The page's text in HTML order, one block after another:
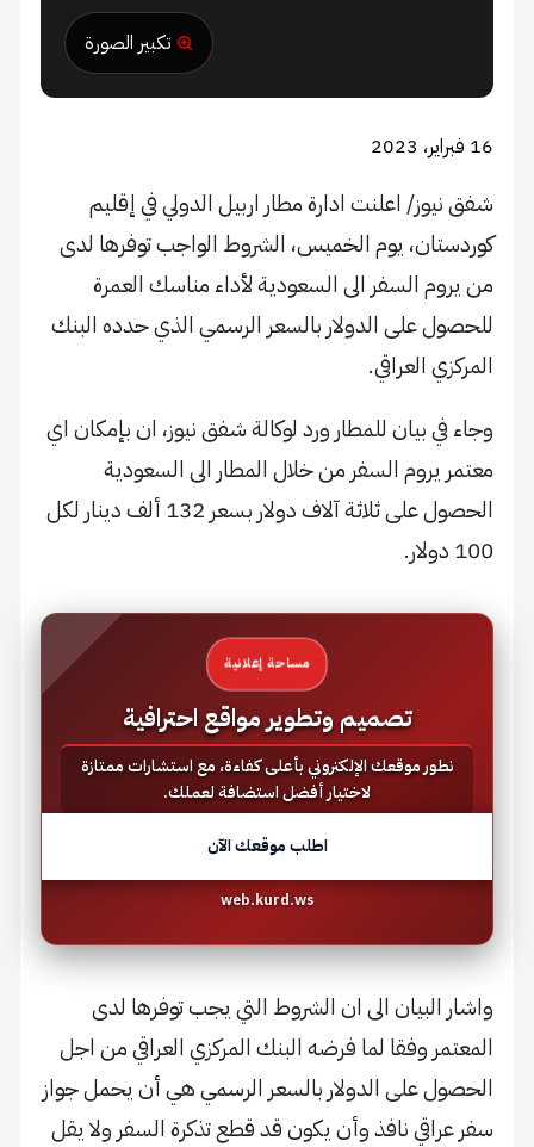
تكبير الصورة
16 فبراير، 2023
شفق نيوز/ اعلنت ادارة مطار اربيل الدولي في إقليم
كوردستان، يوم الخميس، الشروط الواجب توفرها لدى
من يروم السفر الى السعودية لأداء مناسك العمرة
للحصول على الدولار بالسعر الرسمي الذي حدده البنك
المركزي العراقي.
وجاء في بيان للمطار ورد لوكالة شفق نيوز، ان بإمكان اي
معتمر يروم السفر من خلال المطار الى السعودية
الحصول على ثلاثة آلاف دولار بسعر 132 ألف دينار لكل
100 دولار.
مساحة إعلانية
تصميم وتطوير مواقع احترافية
نطور موقعك الإلكتروني بأعلى كفاءة، مع استشارات ممتازة
لاختيار أفضل استضافة لعملك.
اطلب موقعك الآن
web.kurd.ws
واشار البيان الى ان الشروط التي يجب توفرها لدى
المعتمر وفقا لما فرضه البنك المركزي العراقي من اجل
الحصول على الدولار بالسعر الرسمي هي أن يحمل جواز
سفر عراقي نافذ وأن يكون قد قطع تذكرة السفر ولا يقل